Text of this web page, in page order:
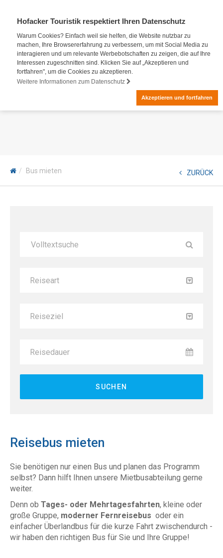
Hofacker Touristik respektiert Ihren Datenschutz
Warum Cookies? Einfach weil sie helfen, die Website nutzbar zu
machen, Ihre Browsererfahrung zu verbessern, um mit Social Media zu
interagieren und um relevante Werbebotschaften zu zeigen, die auf Ihre
Interessen zugeschnitten sind. Klicken Sie auf „Akzeptieren und
fortfahren", um die Cookies zu akzeptieren.
Weitere Informationen zum Datenschutz
Akzeptieren und fortfahren
Bus mieten ZURÜCK
Reiseart
Reiseziel
Reisedauer
Reisebus mieten
Sie benötigen nur einen Bus und planen das Programm
selbst? Dann hilft Ihnen unsere Mietbusabteilung gerne
weiter.
Denn ob Tages- oder Mehrtagesfahrten, kleine oder
große Gruppe, moderner Fernreisebus oder ein
einfacher Überlandbus für die kurze Fahrt zwischendurch -
wir haben den richtigen Bus für Sie und Ihre Gruppe!